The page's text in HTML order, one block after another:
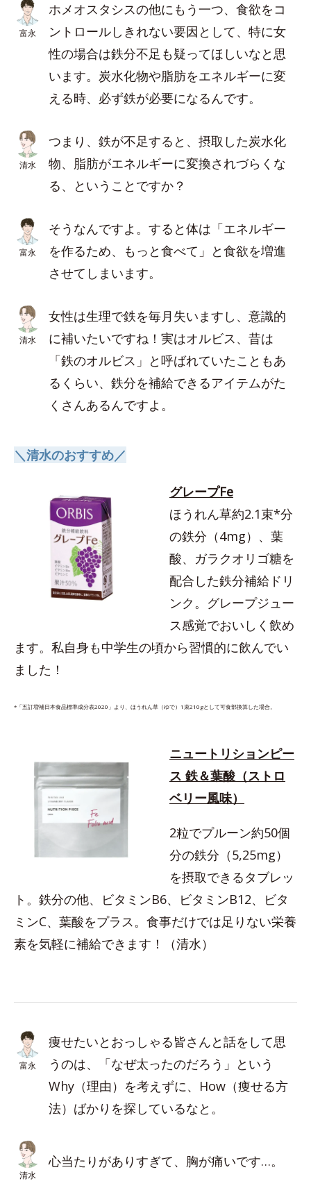
富永
ホメオスタシスの他にもう一つ、食欲をコ
ントロールしきれない要因として、特に女
性の場合は鉄分不足も疑ってほしいなと思
います。炭水化物や脂肪をエネルギーに変
える時、必ず鉄が必要になるんです。
清水
つまり、鉄が不足すると、摂取した炭水化
物、脂肪がエネルギーに変換されづらくな
る、ということですか？
富永
そうなんですよ。すると体は「エネルギー
を作るため、もっと食べて」と食欲を増進
させてしまいます。
清水
女性は生理で鉄を毎月失いますし、意識的
に補いたいですね！実はオルビス、昔は
「鉄のオルビス」と呼ばれていたこともあ
るくらい、鉄分を補給できるアイテムがた
くさんあるんですよ。
＼清水のおすすめ／
グレープFe
ほうれん草約2.1束*分
の鉄分（4mg）、葉
酸、ガラクオリゴ糖を
配合した鉄分補給ドリ
ンク。グレープジュー
ス感覚でおいしく飲め
ます。私自身も中学生の頃から習慣的に飲んでい
ました！
*「五訂増補日本食品標準成分表2020」より、ほうれん草（ゆで）1束210gとして可食部換算した場合。
ニュートリションピー
ス 鉄＆葉酸（ストロ
ベリー風味）
2粒でプルーン約50個
分の鉄分（5,25mg）
を摂取できるタブレッ
ト。鉄分の他、ビタミンB6、ビタミンB12、ビタ
ミンC、葉酸をプラス。食事だけでは足りない栄養
素を気軽に補給できます！（清水）
富永
痩せたいとおっしゃる皆さんと話をして思
うのは、「なぜ太ったのだろう」という
Why（理由）を考えずに、How（痩せる方
法）ばかりを探しているなと。
清水
心当たりがありすぎて、胸が痛いです…。